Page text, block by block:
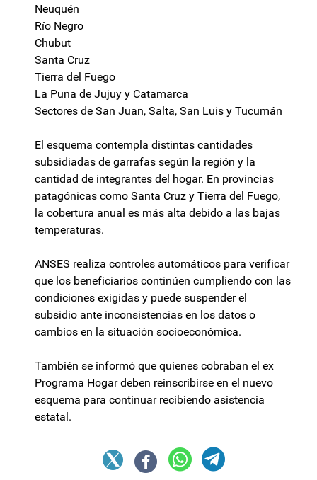
Neuquén
Río Negro
Chubut
Santa Cruz
Tierra del Fuego
La Puna de Jujuy y Catamarca
Sectores de San Juan, Salta, San Luis y Tucumán
El esquema contempla distintas cantidades
subsidiadas de garrafas según la región y la
cantidad de integrantes del hogar. En provincias
patagónicas como Santa Cruz y Tierra del Fuego,
la cobertura anual es más alta debido a las bajas
temperaturas.
ANSES realiza controles automáticos para verificar
que los beneficiarios continúen cumpliendo con las
condiciones exigidas y puede suspender el
subsidio ante inconsistencias en los datos o
cambios en la situación socioeconómica.
También se informó que quienes cobraban el ex
Programa Hogar deben reinscribirse en el nuevo
esquema para continuar recibiendo asistencia
estatal.